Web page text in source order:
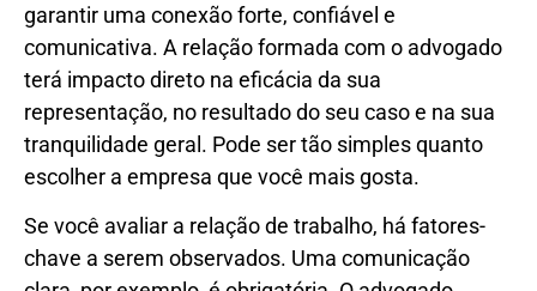
garantir uma conexão forte, confiável e
comunicativa. A relação formada com o advogado
terá impacto direto na eficácia da sua
representação, no resultado do seu caso e na sua
tranquilidade geral. Pode ser tão simples quanto
escolher a empresa que você mais gosta.
Se você avaliar a relação de trabalho, há fatores-
chave a serem observados. Uma comunicação